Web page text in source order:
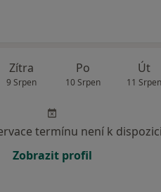
Zítra
9 Srpen
Po
10 Srpen
Út
11 Srpen
termínu není k dispozici
Zobrazit profil